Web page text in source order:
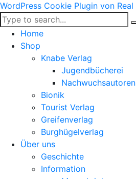
WordPress Cookie Plugin von
Home
Shop
Knabe Verlag
Jugendbücherei
Nachwuchsautoren
Bionik
Tourist Verlag
Greifenverlag
Burghügelverlag
Über uns
Geschichte
Information